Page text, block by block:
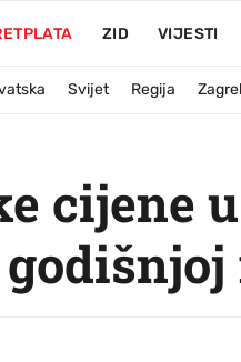
ZID VIJESTI
Svijet Regija
cijene